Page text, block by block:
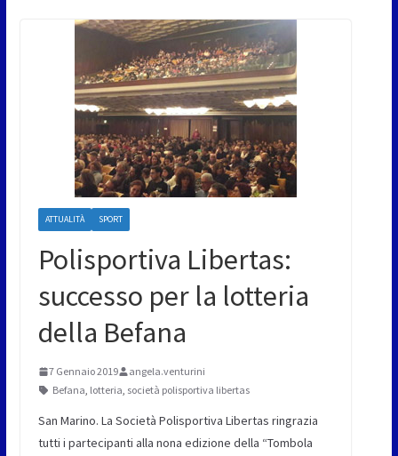
ATTUALITÀ SPORT
Polisportiva Libertas:
successo per la lotteria
della Befana
7 Gennaio 2019
angela.venturini
Befana, lotteria, società polisportiva libertas
San Marino. La Società Polisportiva Libertas ringrazia
tutti i partecipanti alla nona edizione della “Tombola